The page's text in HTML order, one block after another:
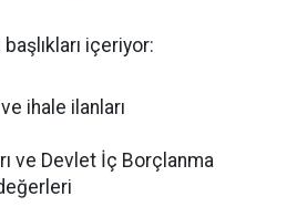
içeriyor:
ihale ilanları
ve Devlet İç Borçlanma